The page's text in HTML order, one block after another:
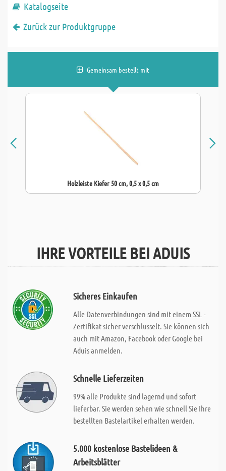
Katalogseite
Zurück zur Produktgruppe
Gemeinsam bestellt mit
Holzleiste Kiefer 50 cm, 0,5 x 0,5 cm
IHRE VORTEILE BEI ADUIS
Sicheres Einkaufen
Alle Datenverbindungen sind mit einem SSL -
Zertifikat sicher verschlusselt. Sie können sich
auch mit Amazon, Facebook oder Google bei
Aduis anmelden.
Schnelle Lieferzeiten
99% alle Produkte sind lagernd und sofort
lieferbar. Sie werden sehen wie schnell Sie Ihre
bestellten Bastelartikel erhalten werden.
5.000 kostenlose Bastelideen &
Arbeitsblätter